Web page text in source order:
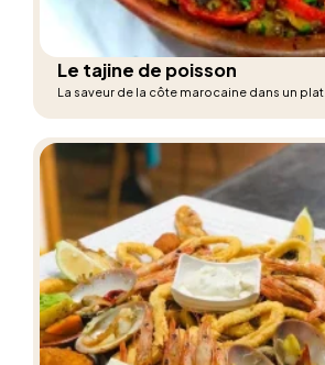
Le tajine de poisson
La saveur de la côte marocaine dans un plat.